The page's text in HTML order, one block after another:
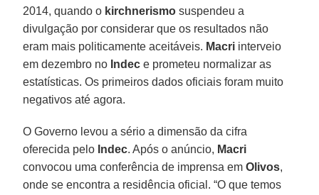
2014, quando o kirchnerismo suspendeu a
divulgação por considerar que os resultados não
eram mais politicamente aceitáveis. Macri interveio
em dezembro no Indec e prometeu normalizar as
estatísticas. Os primeiros dados oficiais foram muito
negativos até agora.
O Governo levou a sério a dimensão da cifra
oferecida pelo Indec. Após o anúncio, Macri
convocou uma conferência de imprensa emOlivos,
onde se encontra a residência oficial. “O que temos